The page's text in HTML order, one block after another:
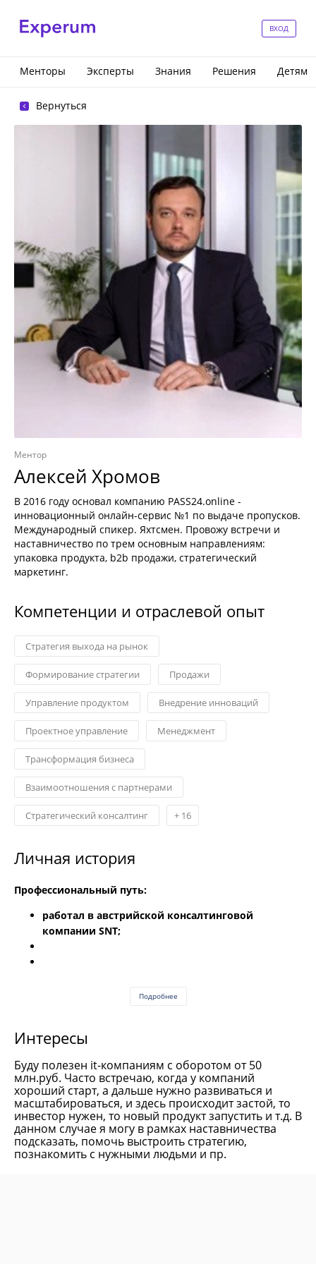
ВХОД
Менторы Эксперты Знания Решения Детям
Вернуться
Ментор
Алексей Хромов
В 2016 году основал компанию PASS24.online -
инновационный онлайн-сервис №1 по выдаче пропусков.
Международный спикер. Яхтсмен. Провожу встречи и
наставничество по трем основным направлениям:
упаковка продукта, b2b продажи, стратегический
маркетинг.
Компетенции и отраслевой опыт
Стратегия выхода на рынок
Формирование стратегии Продажи
Управление продуктом Внедрение инноваций
Проектное управление Менеджмент
Трансформация бизнеса
Взаимоотношения с партнерами
Стратегический консалтинг + 16
Личная история
Профессиональный путь:
работал в австрийской консалтинговой
компании SNT;
Подробнее
Интересы
Буду полезен it-компаниям с оборотом от 50
млн.руб. Часто встречаю, когда у компаний
хороший старт, а дальше нужно развиваться и
масштабироваться, и здесь происходит застой, то
инвестор нужен, то новый продукт запустить и т.д. В
данном случае я могу в рамках наставничества
подсказать, помочь выстроить стратегию,
познакомить с нужными людьми и пр.